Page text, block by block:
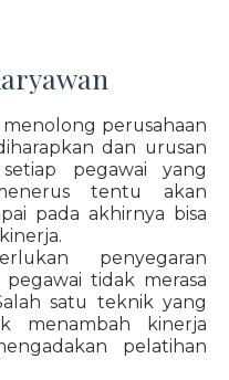
perusahaan
dan urusan
pegawai yang
tentu akan
pada akhirnya bisa
penyegaran
tidak merasa
satu teknik yang
menambah kinerja
pelatihan